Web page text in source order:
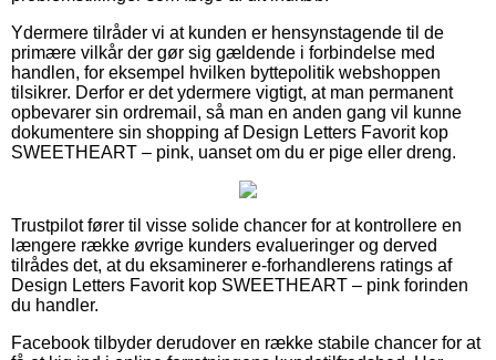
Ydermere tilråder vi at kunden er hensynstagende til de
primære vilkår der gør sig gældende i forbindelse med
handlen, for eksempel hvilken byttepolitik webshoppen
tilsikrer. Derfor er det ydermere vigtigt, at man permanent
opbevarer sin ordremail, så man en anden gang vil kunne
dokumentere sin shopping af Design Letters Favorit kop
SWEETHEART – pink, uanset om du er pige eller dreng.
Trustpilot fører til visse solide chancer for at kontrollere en
længere række øvrige kunders evalueringer og derved
tilrådes det, at du eksaminerer e-forhandlerens ratings af
Design Letters Favorit kop SWEETHEART – pink forinden
du handler.
Facebook tilbyder derudover en række stabile chancer for at